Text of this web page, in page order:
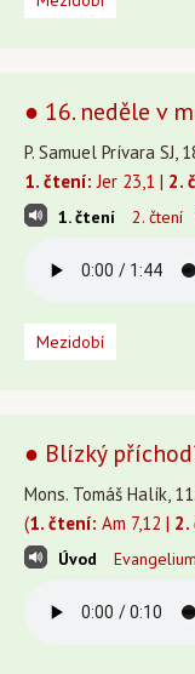
● 16. neděle v
P. Samuel Prívara SJ,
1. čtení: Jer 23,1 | 2.
1. čtení 2. čtení
Mezidobí
● Blízký
Mons. Tomáš Halík,
(1. čtení: Am 7,12 | 2.
Úvod Evangelium